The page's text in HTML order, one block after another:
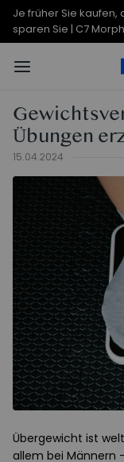
Je früher Sie kaufen,
sparen Sie | C7
Rabatt
Übungen
15.04.2024
Übergewicht ist
allem bei Männern